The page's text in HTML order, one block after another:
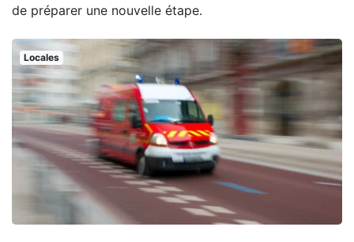
de préparer une nouvelle étape.
Locales